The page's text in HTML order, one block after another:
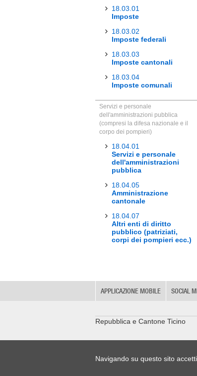
Navigando su questo sito
18.03.01
Imposte
18.03.02
Imposte federali
18.03.03
Imposte cantonali
18.03.04
Imposte comunali
Servizi e personale
dell'amministrazioni pubblica
(compresi la difesa nazionale e il
corpo dei pompieri)
18.04.01
Servizi e personale
dell'amministrazioni
pubblica
18.04.05
Amministrazione
cantonale
18.04.07
Altri enti di diritto
pubblico (patriziati,
corpi dei pompieri ecc.)
APPLICAZIONE MOBILE SOCIAL
Repubblica e Cantone Ticino